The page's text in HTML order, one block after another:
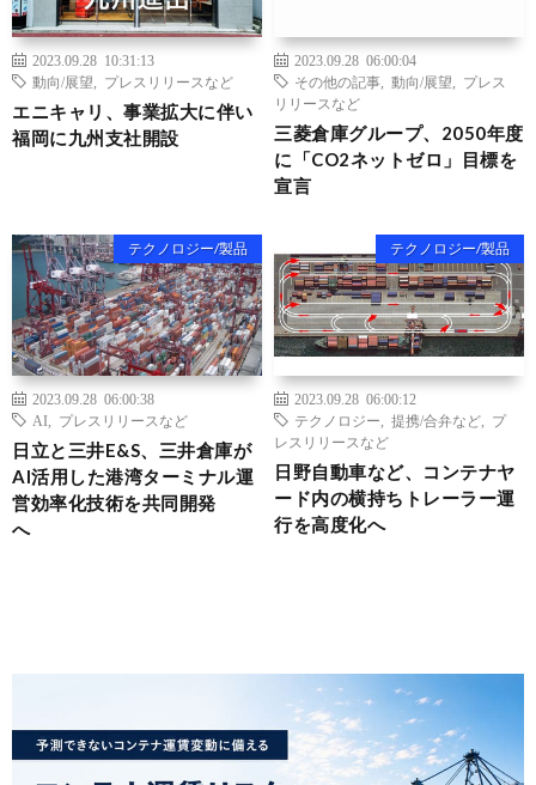
2023.09.28 10:31:13
動向/展望
プレスリリースなど
エニキャリ、事業拡大に伴い
福岡に九州支社開設
2023.09.28 06:00:04
その他の記事
動向/展望
プレス
リリースなど
三菱倉庫グループ、2050年度
に「CO2ネットゼロ」目標を
宣言
テクノロジー/製品
2023.09.28 06:00:38
AI
プレスリリースなど
日立と三井E&S、三井倉庫が
AI活用した港湾ターミナル運
営効率化技術を共同開発
へ
テクノロジー/製品
2023.09.28 06:00:12
テクノロジー
提携/合弁など
プ
レスリリースなど
日野自動車など、コンテナヤ
ード内の横持ちトレーラー運
行を高度化へ